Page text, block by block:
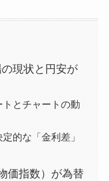
現状と円安が
とチャートの動
的な「金利差」
価指数）が為替